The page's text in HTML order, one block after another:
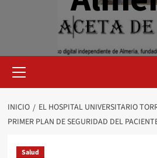
primario
INICIO
EL HOSPITAL UNIVERSITARIO
PRIMER PLAN DE SEGURIDAD DEL
Salud